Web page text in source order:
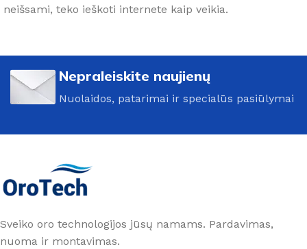
neišsami, teko ieškoti internete kaip veikia.
Nepraleiskite naujienų
Nuolaidos, patarimai ir specialūs pasiūlymai
Sveiko oro technologijos jūsų namams. Pardavimas,
nuoma ir montavimas.